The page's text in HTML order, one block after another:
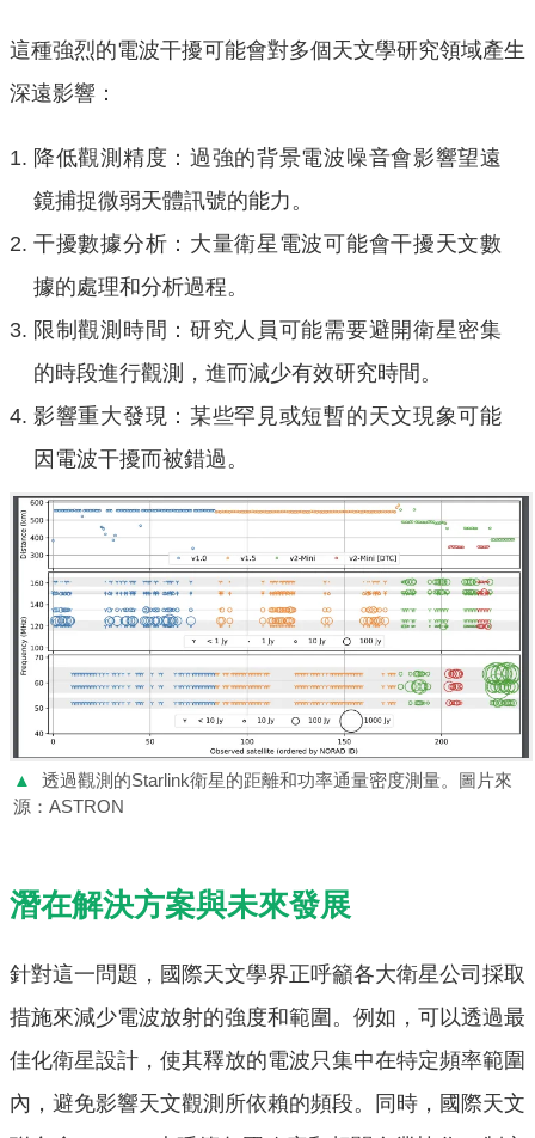
這種強烈的電波干擾可能會對多個天文學研究領域產生
深遠影響：
降低觀測精度：過強的背景電波噪音會影響望遠
鏡捕捉微弱天體訊號的能力。
干擾數據分析：大量衛星電波可能會干擾天文數
據的處理和分析過程。
限制觀測時間：研究人員可能需要避開衛星密集
的時段進行觀測，進而減少有效研究時間。
影響重大發現：某些罕見或短暫的天文現象可能
因電波干擾而被錯過。
▲
透過觀測的Starlink衛星的距離和功率通量密度測量。圖片來
源：ASTRON
潛在解決方案與未來發展
針對這一問題，國際天文學界正呼籲各大衛星公司採取
措施來減少電波放射的強度和範圍。例如，可以透過最
佳化衛星設計，使其釋放的電波只集中在特定頻率範圍
內，避免影響天文觀測所依賴的頻段。同時，國際天文